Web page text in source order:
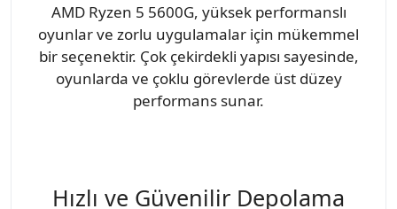
AMD Ryzen 5 5600G, yüksek performanslı
oyunlar ve zorlu uygulamalar için mükemmel
bir seçenektir. Çok çekirdekli yapısı sayesinde,
oyunlarda ve çoklu görevlerde üst düzey
performans sunar.
Hızlı ve Güvenilir Depolama